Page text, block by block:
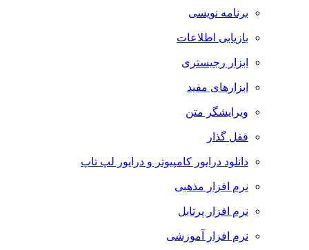
برنامه نویسی
بازیابی اطلاعات
ابزار رجیستری
ابزارهای مفید
ویرایشگر متن
قفل گذار
دانلود درایور کامپیوتر و درایور لپ تاپ
نرم افزار مذهبی
نرم افزار پرتابل
نرم افزار آموزشی